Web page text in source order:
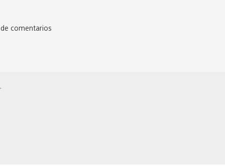
comentarios